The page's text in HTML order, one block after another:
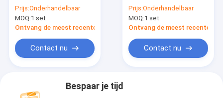
in drie stadia van de
generatoropwinding
met waterturbine
Prijs:Onderhandelbaar
MOQ:1 set
Ontvang de meest recente Prijs
Contact nu
van Herz AC het
Synchrone Hydro-
elektrische met
Prijs:Onderhandelbaar
MOQ:1 set
Ontvang de meest recente
Contact nu
Bespaar je tijd